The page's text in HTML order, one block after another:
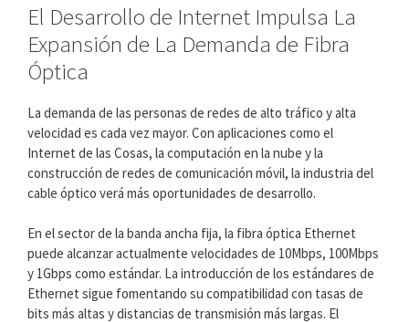
El Desarrollo de Internet Impulsa La
Expansión de La Demanda de Fibra
Óptica
La demanda de las personas de redes de alto tráfico y alta
velocidad es cada vez mayor. Con aplicaciones como el
Internet de las Cosas, la computación en la nube y la
construcción de redes de comunicación móvil, la industria del
cable óptico verá más oportunidades de desarrollo.
En el sector de la banda ancha fija, la fibra óptica Ethernet
puede alcanzar actualmente velocidades de 10Mbps, 100Mbps
y 1Gbps como estándar. La introducción de los estándares de
Ethernet sigue fomentando su compatibilidad con tasas de
bits más altas y distancias de transmisión más largas. El